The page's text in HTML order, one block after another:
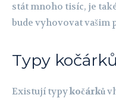
stát mnoho tisíc, je
bude vyhovovat vašim
Typy kočárků
Existují typykočárků